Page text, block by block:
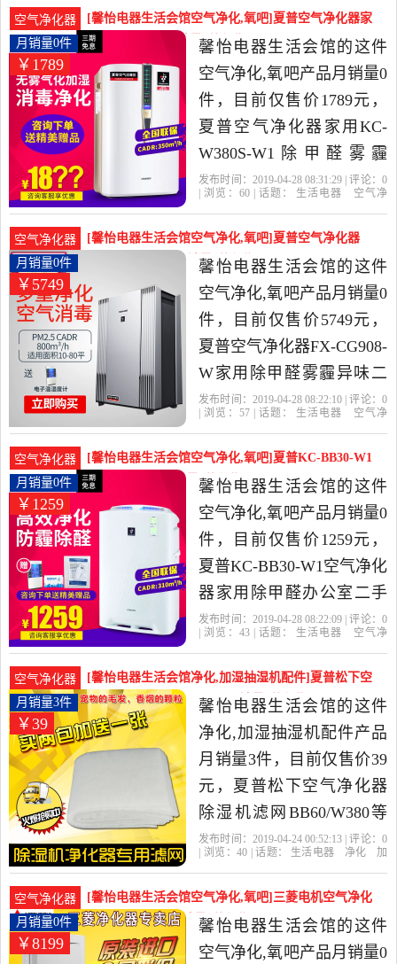
生活电器当中性价比很高
的空气净化,氧吧，由北京
发货。
空气净化器
[馨怡电器生活会馆空气净化,氧吧]夏普空气净化器家
用KC-W380S-月销量0件仅售1789元
￥1789
月销量0件
馨怡电器生活会馆的这件
空气净化,氧吧产品月销量0
件，目前仅售价1789元，
夏普空气净化器家用KC-
W380S-W1除甲醛雾霾
PM2.5二手烟加湿WB6是
精选生活电器当中性价比
很高的空气净化,氧吧，由
北京发货。
发布时间：2019-04-28 08:31:29 | 评论： 0
| 浏览： 60| 话题： 生活电器
空气净
空气净化器
[馨怡电器生活会馆空气净化,氧吧]夏普空气净化器
FX-CG908-W家月销量0件仅售5749元
￥5749
月销量0件
馨怡电器生活会馆的这件
空气净化,氧吧产品月销量0
件，目前仅售价5749元，
夏普空气净化器FX-CG908-
W家用除甲醛雾霾异味二
手烟KI-GF70-N是2019年馨
电器当中性价比很高的空
气净化,氧吧，由北京发
货。
发布时间：2019-04-28 08:22:10 | 评论： 0
| 浏览： 57| 话题： 生活电器
空气净
空气净化器
[馨怡电器生活会馆空气净化,氧吧]夏普KC-BB30-W1
空气净化器家月销量0件仅售1259元
￥1259
月销量0件
馨怡电器生活会馆的这件
空气净化,氧吧产品月销量0
件，目前仅售价1259元，
夏普KC-BB30-W1空气净化
器家用除甲醛办公室二手
烟雾霾卧室加湿是2019年
活电器当中性价比很高的
空气净化,氧吧，由北京发
货。
发布时间：2019-04-28 08:22:09 | 评论： 0
| 浏览： 43| 话题： 生活电器
空气净
空气净化器
[馨怡电器生活会馆净化,加湿抽湿机配件]夏普松下空
气净化器除湿机滤网BB60月销量3件仅售39元
￥39
月销量3件
馨怡电器生活会馆的这件
净化,加湿抽湿机配件产品
月销量3件，目前仅售价39
元，夏普松下空气净化器
除湿机滤网BB60/W380等
系列前置过滤棉前置网是
精选生活电器当中性价比
很高的净化,加湿抽湿机配
件，由上海发货。
发布时间：2019-04-24 00:52:13 | 评论： 0
| 浏览：40 | 话题： 生活电器 净化
加
空气净化器
[馨怡电器生活会馆空气净化,氧吧]三菱电机空气净化
器MA-E100J日月销量0件仅售8199元
￥8199
月销量0件
馨怡电器生活会馆的这件
空气净化,氧吧产品月销量0